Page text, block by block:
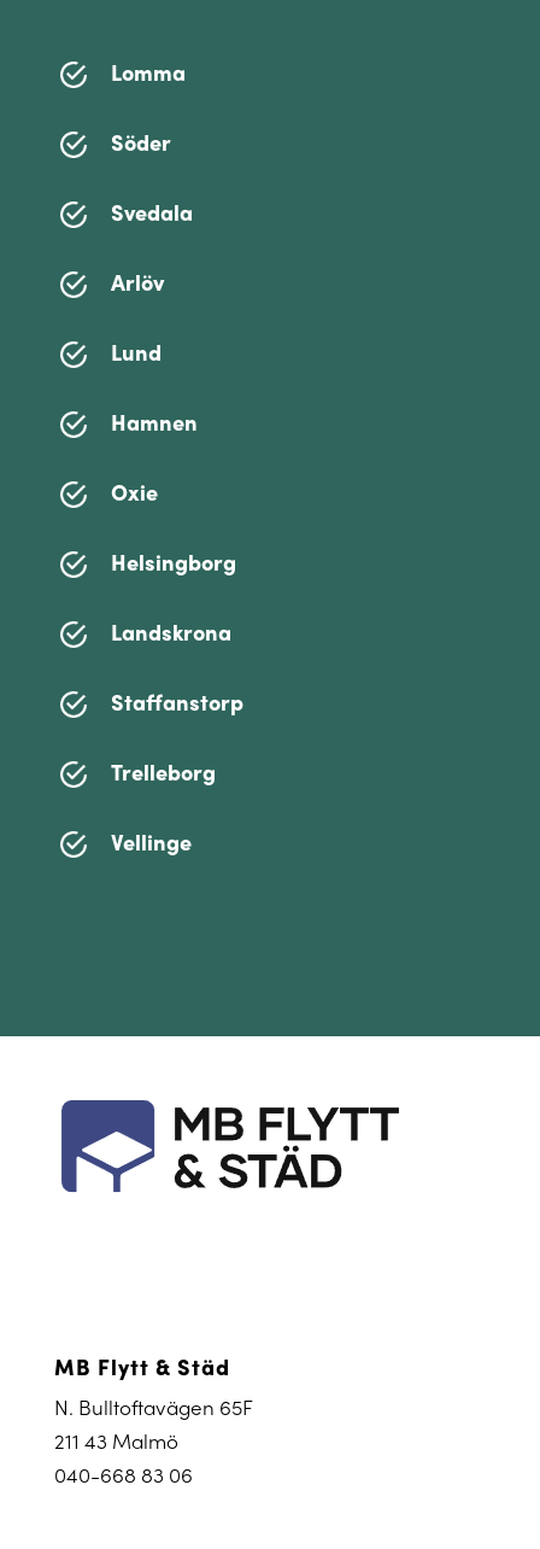
Lomma
Söder
Svedala
Arlöv
Lund
Hamnen
Oxie
Helsingborg
Landskrona
Staffanstorp
Trelleborg
Vellinge
MB Flytt & Städ
N. Bulltoftavägen 65F
211 43 Malmö
040-668 83 06